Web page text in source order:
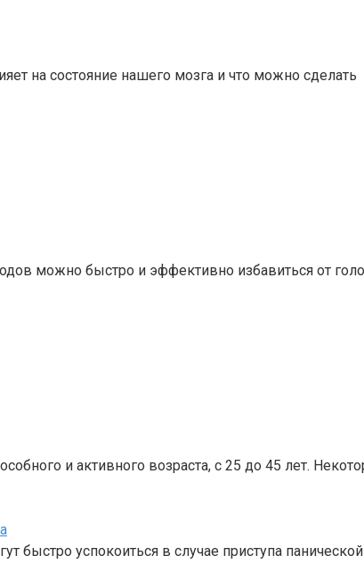
на состояние нашего мозга и что можно сделать
можно быстро и эффективно избавиться от
и активного возраста, с 25 до 45 лет.
быстро успокоиться в случае приступа